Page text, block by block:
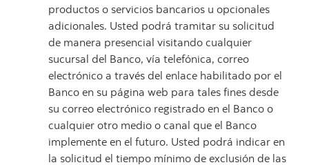
productos o servicios bancarios u opcionales
adicionales. Usted podrá tramitar su solicitud
de manera presencial visitando cualquier
sucursal del Banco, vía telefónica, correo
electrónico a través del enlace habilitado por el
Banco en su página web para tales fines desde
su correo electrónico registrado en el Banco o
cualquier otro medio o canal que el Banco
implemente en el futuro. Usted podrá indicar en
la solicitud el tiempo mínimo de exclusión de las